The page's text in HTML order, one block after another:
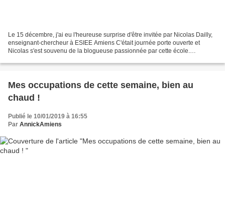
Le 15 décembre, j'ai eu l'heureuse surprise d'être invitée par Nicolas Dailly,
enseignant-chercheur à ESIEE Amiens C'était journée porte ouverte et
Nicolas s'est souvenu de la blogueuse passionnée par cette école.
Mes occupations de cette semaine, bien au
chaud !
Publié le 10/01/2019 à 16:55
Par AnnickAmiens